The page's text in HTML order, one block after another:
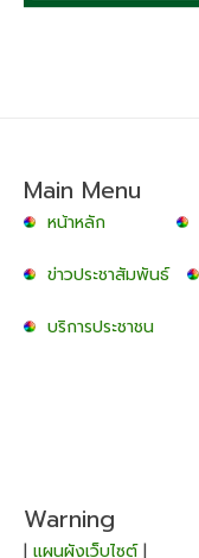
Main Menu
หน้าหลัก
ข่าวประชาสัมพันธ์
บริการประชาชน
Warning
| แผนผังเว็บไซต์|